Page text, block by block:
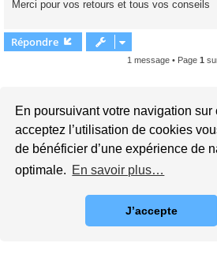
En poursuivant votre navigation sur
acceptez l’utilisation de cookies
de bénéficier d’une expérience de
optimale. En savoir plus…
J’accepte
Merci pour vos retours et tous vos conseils
Répondre
1 message • Page 1